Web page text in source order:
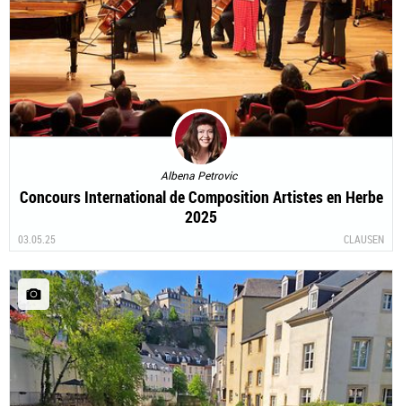
Albena Petrovic
Concours International de Composition Artistes en Herbe
2025
03.05.25 CLAUSEN